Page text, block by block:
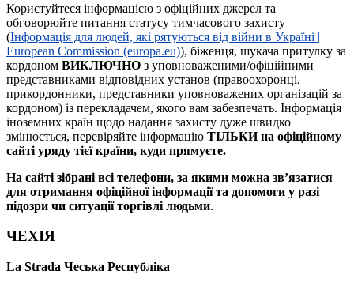
Користуйтеся інформацією з офіційних джерел та
обговорюйте питання статусу тимчасового захисту
(Інформація для людей, які рятуються від війни в Україні |
European Commission (europa.eu)), біженця, шукача притулку за
кордоном ВИКЛЮЧНО з уповноваженими/офіційними
представниками відповідних установ (правоохоронці,
прикордонники, представники уповноважених організацій за
кордоном) із перекладачем, якого вам забезпечать. Інформація
іноземних країн щодо надання захисту дуже швидко
змінюється, перевіряйте інформацію ТІЛЬКИ на офіційному
сайті уряду тієї країни, куди прямуєте.
На сайті зібрані всі телефони, за якими можна зв’язатися
для отримання офіційної інформації та допомоги у разі
підозри чи ситуації торгівлі людьми.
ЧЕХІЯ
La Strada Чеська Республіка